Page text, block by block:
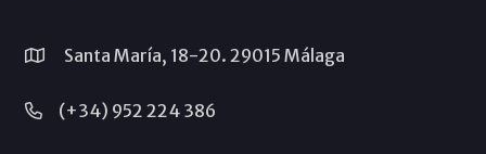
Santa María, 18-20. 29015 Málaga
(+34) 952 224 386